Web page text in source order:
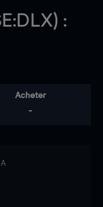
:
Acheter
-